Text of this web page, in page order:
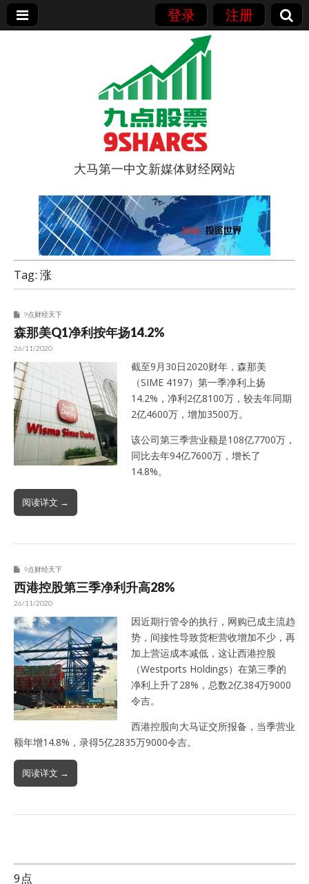
登录 注册
9点股票
大马第一中文新媒体财经网站
Tag: 涨
9点财经天下
森那美Q1净利按年扬14.2%
26/11/2020
截至9月30日2020财年，森那美
（SIME 4197）第一季净利上扬
14.2%，净利2亿8100万，较去年同期
2亿4600万，增加3500万。
该公司第三季营业额是108亿7700万，
同比去年94亿7600万，增长了
14.8%。
阅读详文 →
9点财经天下
西港控股第三季净利升高28%
26/11/2020
因近期行管令的执行，网购已成主流趋
势，间接性导致货柜营收增加不少，再
加上营运成本减低，这让西港控股
（Westports Holdings）在第三季的
净利上升了28%，总数2亿384万9000
令吉。
西港控股向大马证交所报备，当季营业
额年增14.8%，录得5亿2835万9000令吉。
阅读详文 →
9点